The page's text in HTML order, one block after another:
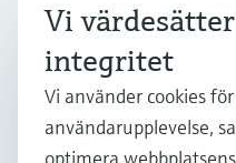
Support
Företag
Vi
integritet
Vi använder cookies
användarupplevelse,